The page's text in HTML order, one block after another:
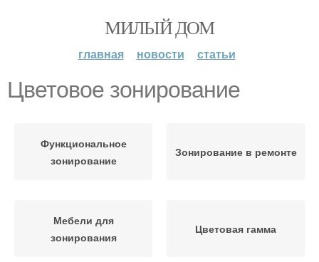
МИЛЫЙ ДОМ
главная новости статьи
Цветовое зонирование
Функциональное
зонирование
Зонирование в ремонте
Мебели для
зонирования
Цветовая гамма